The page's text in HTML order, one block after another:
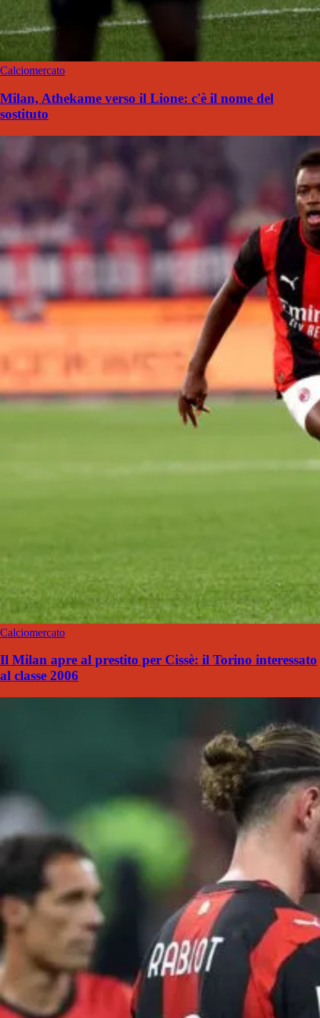
Calciomercato
Milan, Athekame verso il Lione: c'è il nome del
sostituto
Calciomercato
Il Milan apre al prestito per Cissè: il Torino interessato
al classe 2006